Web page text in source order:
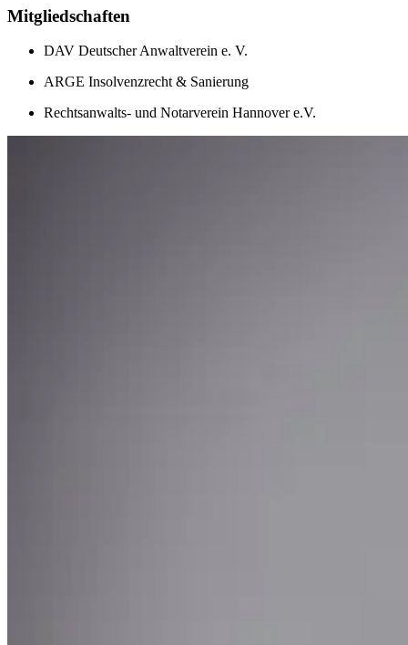
Mitgliedschaften
DAV Deutscher Anwaltverein e. V.
ARGE Insolvenzrecht & Sanierung
Rechtsanwalts- und Notarverein Hannover e.V.